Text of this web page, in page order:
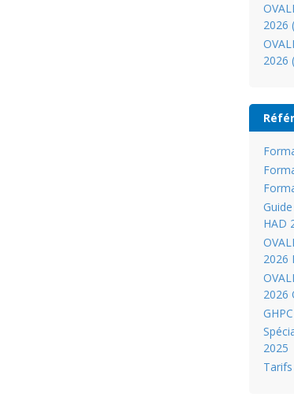
2026
2026
HAD
2026
2026
2025